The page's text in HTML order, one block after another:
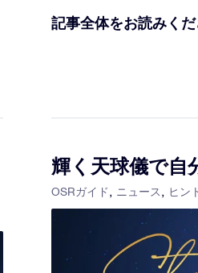
記事全体をお読みくだ
輝く天球儀で自
OSRガイド ニュース ヒン